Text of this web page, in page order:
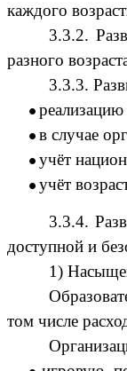
каждого
3.3.2.
разного
3.3.3.
в случае
учёт
учёт
3.3.4.
доступной и
1)
том числе